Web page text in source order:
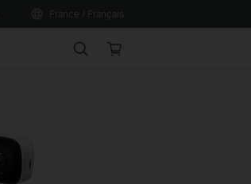
Search
Online